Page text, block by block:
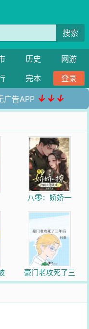
搜索
历史
网游
完本 登录
广告APP ↓↓↓
八零：娇娇一
戒了
豪门老攻死了三
年后